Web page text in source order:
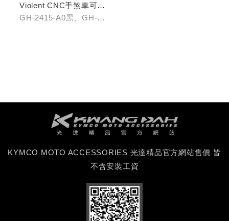
Violent CNC手煞車可調
拉桿(黑/銀/鈦)
GH-2415-A0黑、GH-
KYMCO MOTO ACCESSORIES 光達精品官方網站售價 皆
不含安裝工資